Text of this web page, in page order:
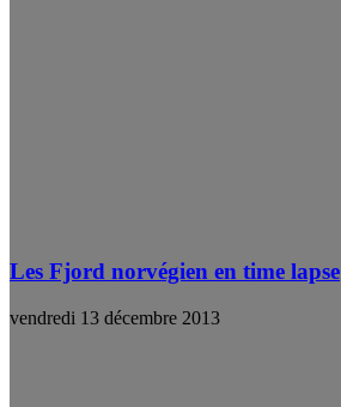
Les Fjord norvégien en time lapse
vendredi 13 décembre 2013